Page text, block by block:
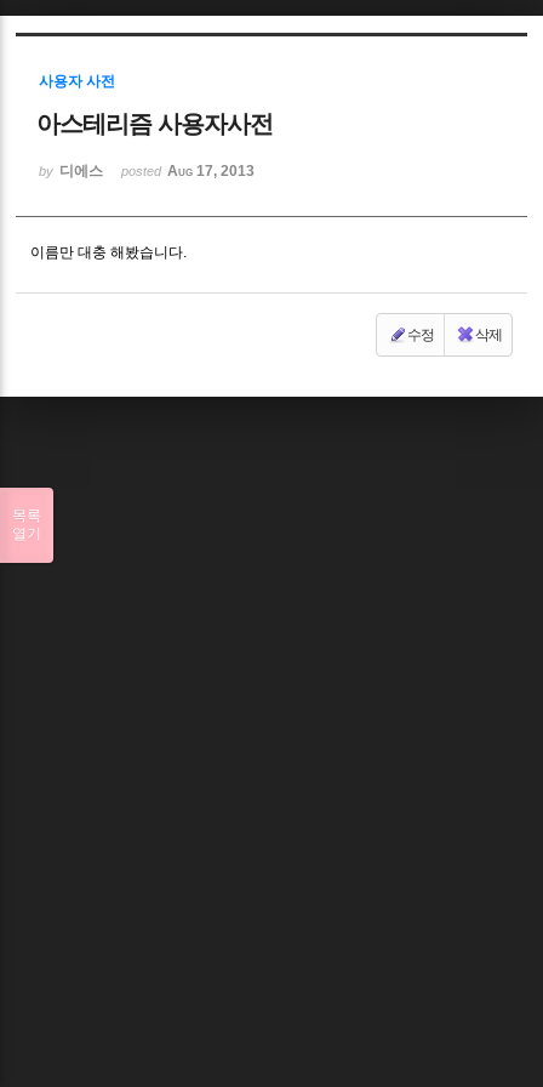
사용자 사전
아스테리즘 사용자사전
by 디에스 posted Aug 17, 2013
이름만 대충 해봤습니다.
수정 삭제
목록
열기
Sketchbook5, 스케치북5
Sketchbook5, 스케치북5